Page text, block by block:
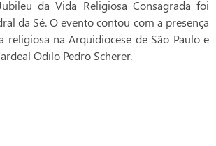
da Vida Religiosa Consagrada foi
da Sé. O evento contou com a presença
religiosa na Arquidiocese de São Paulo e
Odilo Pedro Scherer.